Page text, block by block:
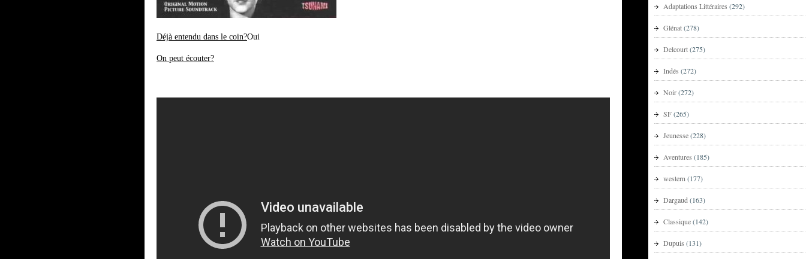
Déjà entendu dans le coin?Oui
On peut écouter?
Adaptations Littéraires (292)
Glénat(278)
Delcourt(275)
Indés (272)
Noir(272)
SF(265)
Jeunesse(228)
Aventures (185)
western (177)
Dargaud (163)
Classique(142)
Dupuis (131)